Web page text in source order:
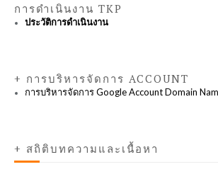
การดำเนินงาน TKP
ประวัติการดำเนินงาน
+ การบริหารจัดการ ACCOUNT
การบริหารจัดการ Google Account Domain
+ สถิติบทความและเนื้อหา